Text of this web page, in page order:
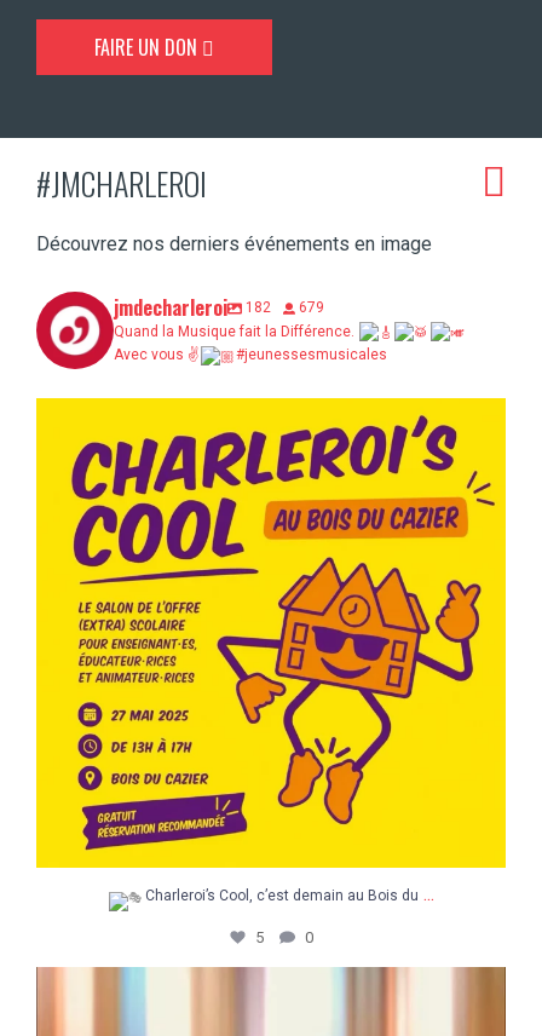
FAIRE UN DON
#JMCHARLEROI
Découvrez nos derniers événements en image
jmdecharleroi 182
679
Quand la Musique fait la Différence.
Avec vous ✌
#jeunessesmusicales
Charleroi’s Cool, c’est demain au Bois du...
5 0
Charleroi’s Cool, c’est demain au Bois du ...
5 0